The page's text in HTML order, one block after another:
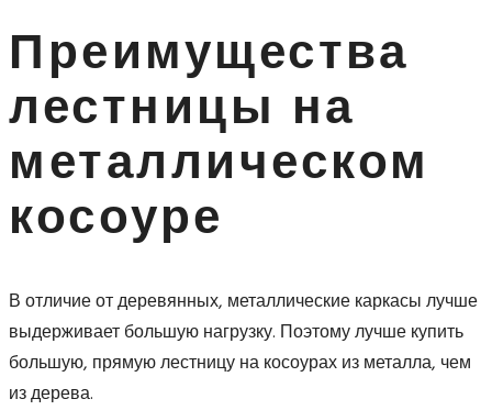
Преимущества
лестницы на
металлическом
косоуре
В отличие от деревянных, металлические каркасы лучше
выдерживает большую нагрузку. Поэтому лучше купить
большую, прямую лестницу на косоурах из металла, чем
из дерева.